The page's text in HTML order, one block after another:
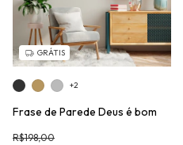
GRÁTIS
Frase de Parede Deus é bom
R$198,00
+2